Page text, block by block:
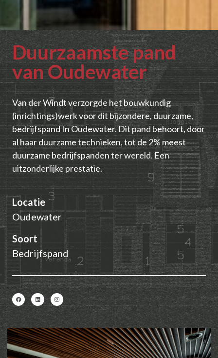
Duurzaamste pand
van Oudewater
Van der Windt verzorgde het bouwkundig
(inrichtings)werk voor dit bijzondere, duurzame,
bedrijfspand In Oudewater. Dit pand behoort, door
al haar duurzame technieken, tot de 2% meest
duurzame bedrijfspanden ter wereld. Een
uitzonderlijke prestatie.
Locatie
Oudewater
Soort
Bedrijfspand